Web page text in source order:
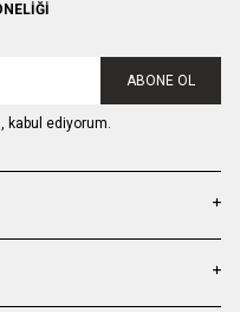
ABONE OL
kabul ediyorum.